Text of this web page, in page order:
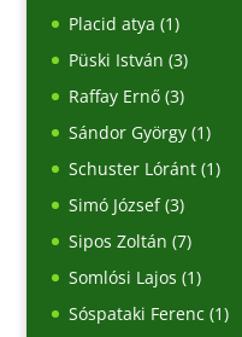
Placid atya (1)
Püski István (3)
Raffay Ernő(3)
Sándor György(1)
Schuster Lóránt(1)
Simó József(3)
Sipos Zoltán (7)
Somlósi Lajos (1)
Sóspataki Ferenc (1)